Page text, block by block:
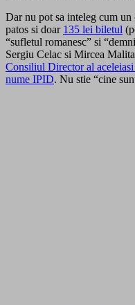
Dar nu pot sa inteleg cum un
patos si doar 135 lei biletul
“sufletul romanesc” si
Sergiu Celac si Mircea
Consiliul Director al
nume IPID. Nu stie “cine